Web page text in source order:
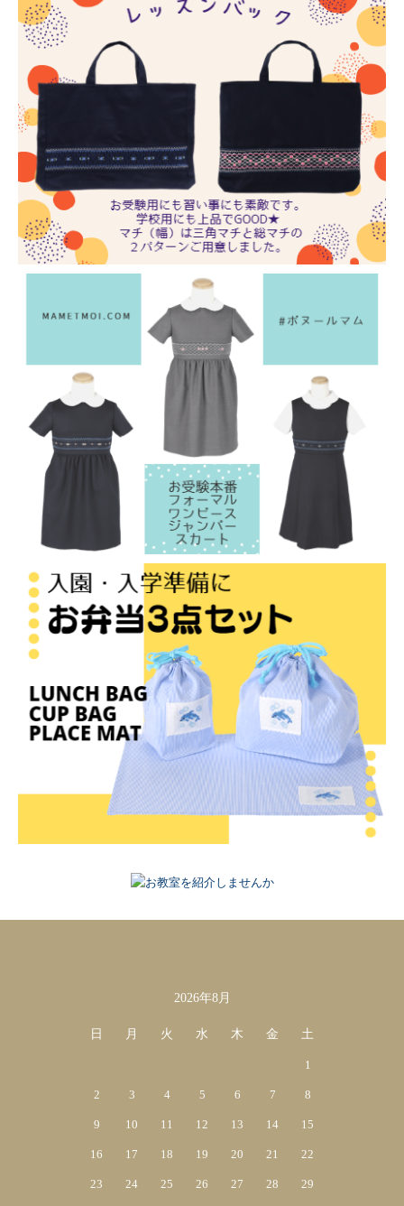
2026年8月
日 月 火 水 木 金 土
1
2 3 4 5 6 7 8
9 10 11 12 13 14 15
16 17 18 19 20 21 22
23 24 25 26 27 28 29